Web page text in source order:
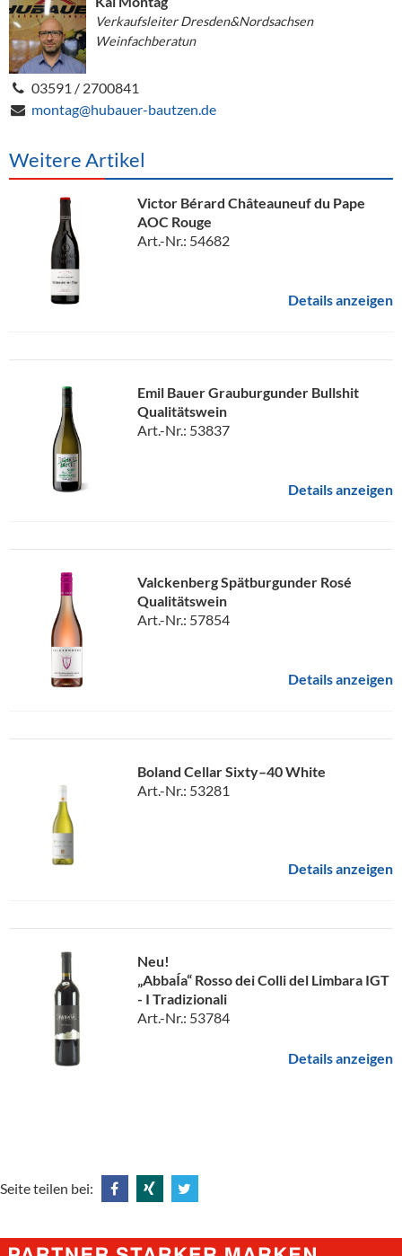
Verkaufsleiter Dresden&Nordsachsen
Weinfachberatun
03591 / 2700841
montag@hubauer-bautzen.de
Weitere Artikel
Victor Bérard Châteauneuf du Pape
AOC Rouge
Art.-Nr.: 54682
Details anzeigen
Emil Bauer Grauburgunder Bullshit
Qualitätswein
Art.-Nr.: 53837
Details anzeigen
Valckenberg Spätburgunder Rosé
Qualitätswein
Art.-Nr.: 57854
Details anzeigen
Boland Cellar Sixty–40 White
Art.-Nr.: 53281
Details anzeigen
Neu!
„AbbaÍa“ Rosso dei Colli del Limbara IGT
- I Tradizionali
Art.-Nr.: 53784
Details anzeigen
Seite teilen bei:
@
@
@